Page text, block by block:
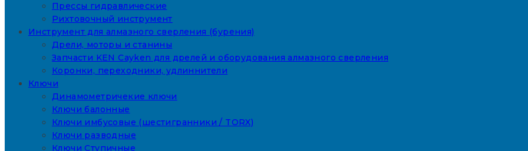
Прессы гидравлические
Рихтовочный инструмент
Инструмент для алмазного сверления (бурения)
Дрели, моторы и станины
Запчасти KEN Cayken для дрелей и оборудования алмазного сверления
Коронки, переходники, удлиннители
Ключи
Динамометричекие ключи
Ключи балонные
Ключи имбусовые (шестигранники / TORX)
Ключи разводные
Ключи Ступичные